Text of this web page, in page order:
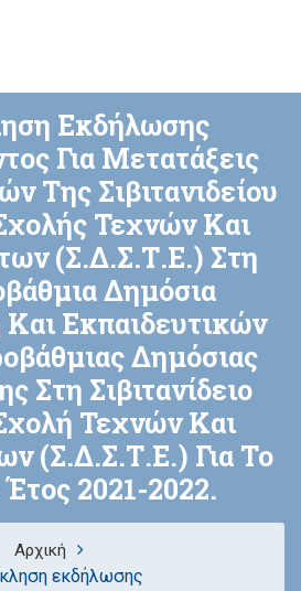
Εκδήλωσης
Για Μετατάξεις
Της Σιβιτανιδείου
Τεχνών Και
(Σ.Δ.Σ.Τ.Ε.) Στη
Δημόσια
Εκπαιδευτικών
Δημόσιας
Στη Σιβιτανίδειο
Τεχνών Και
(Σ.Δ.Σ.Τ.Ε.) Για Το
2021-2022.
Αρχική
εκδήλωσης